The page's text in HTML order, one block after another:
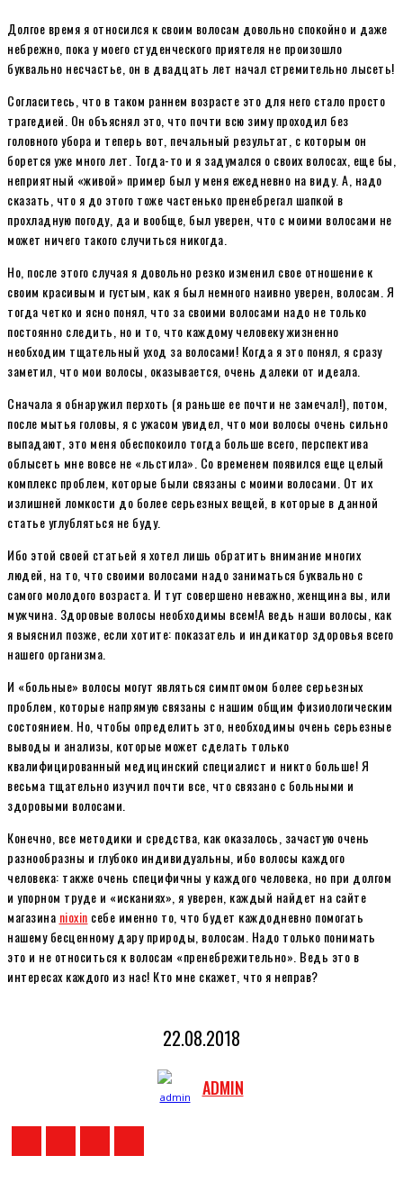
Долгое время я относился к своим волосам довольно спокойно и даже
небрежно, пока у моего студенческого приятеля не произошло
буквально несчастье, он в двадцать лет начал стремительно лысеть!
Согласитесь, что в таком раннем возрасте это для него стало просто
трагедией. Он объяснял это, что почти всю зиму проходил без
головного убора и теперь вот, печальный результат, с которым он
борется уже много лет. Тогда-то и я задумался о своих волосах, еще бы,
неприятный «живой» пример был у меня ежедневно на виду. А, надо
сказать, что я до этого тоже частенько пренебрегал шапкой в
прохладную погоду, да и вообще, был уверен, что с моими волосами не
может ничего такого случиться никогда.
Но, после этого случая я довольно резко изменил свое отношение к
своим красивым и густым, как я был немного наивно уверен, волосам. Я
тогда четко и ясно понял, что за своими волосами надо не только
постоянно следить, но и то, что каждому человеку жизненно
необходим тщательный уход за волосами! Когда я это понял, я сразу
заметил, что мои волосы, оказывается, очень далеки от идеала.
Сначала я обнаружил перхоть (я раньше ее почти не замечал!), потом,
после мытья головы, я с ужасом увидел, что мои волосы очень сильно
выпадают, это меня обеспокоило тогда больше всего, перспектива
облысеть мне вовсе не «льстила». Со временем появился еще целый
комплекс проблем, которые были связаны с моими волосами. От их
излишней ломкости до более серьезных вещей, в которые в данной
статье углубляться не буду.
Ибо этой своей статьей я хотел лишь обратить внимание многих
людей, на то, что своими волосами надо заниматься буквально с
самого молодого возраста. И тут совершено неважно, женщина вы, или
мужчина. Здоровые волосы необходимы всем!А ведь наши волосы, как
я выяснил позже, если хотите: показатель и индикатор здоровья всего
нашего организма.
И «больные» волосы могут являться симптомом более серьезных
проблем, которые напрямую связаны с нашим общим физиологическим
состоянием. Но, чтобы определить это, необходимы очень серьезные
выводы и анализы, которые может сделать только
квалифицированный медицинский специалист и никто больше! Я
весьма тщательно изучил почти все, что связано с больными и
здоровыми волосами.
Конечно, все методики и средства, как оказалось, зачастую очень
разнообразны и глубоко индивидуальны, ибо волосы каждого
человека: также очень специфичны у каждого человека, но при долгом
и упорном труде и «исканиях», я уверен, каждый найдет на сайте
магазина nioxin себе именно то, что будет каждодневно помогать
нашему бесценному дару природы, волосам. Надо только понимать
это и не относиться к волосам «пренебрежительно». Ведь это в
интересах каждого из нас! Кто мне скажет, что я неправ?
22.08.2018
ADMIN